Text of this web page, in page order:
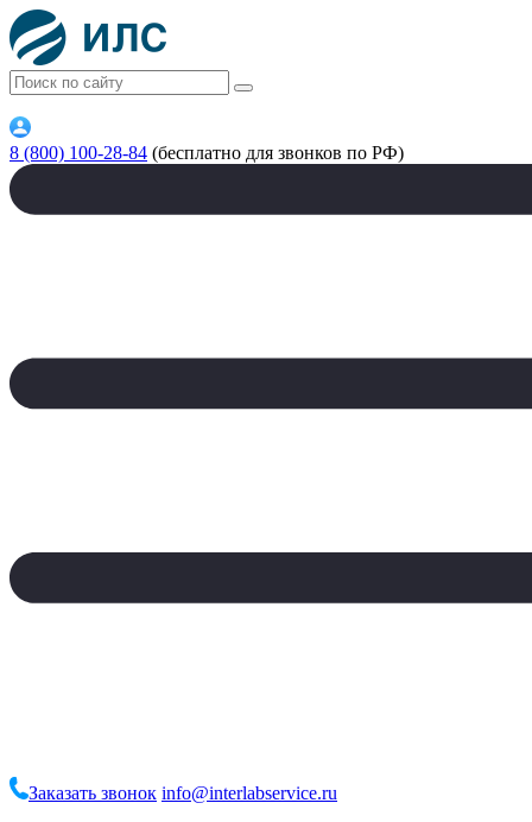
8 (800) 100-28-84 (бесплатно для звонков по РФ)
Заказать звонок info@interlabservice.ru